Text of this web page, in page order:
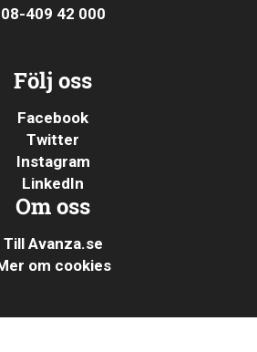
08-409 42 000
Följ oss
Facebook
Twitter
Instagram
LinkedIn
Om oss
Till Avanza.se
om cookies